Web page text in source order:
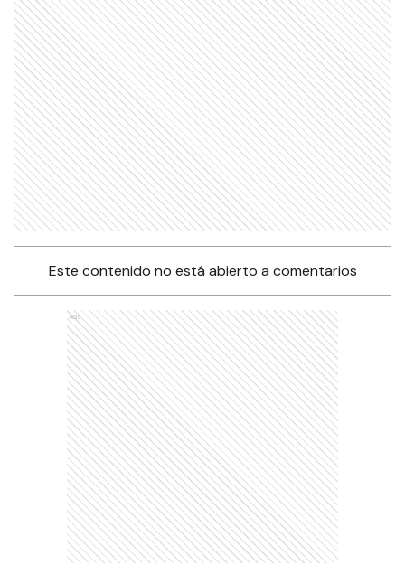
Este contenido no está abierto a comentarios
Ads